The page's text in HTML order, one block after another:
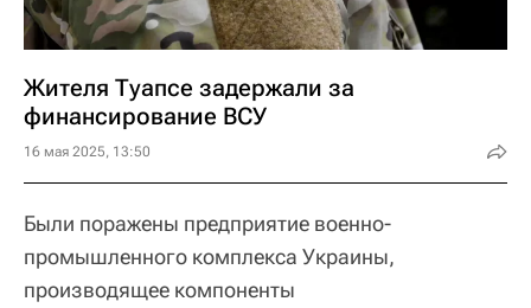
Жителя Туапсе задержали за
финансирование ВСУ
16 мая 2025, 13:50
Были поражены предприятие военно-
промышленного комплекса Украины,
производящее компоненты